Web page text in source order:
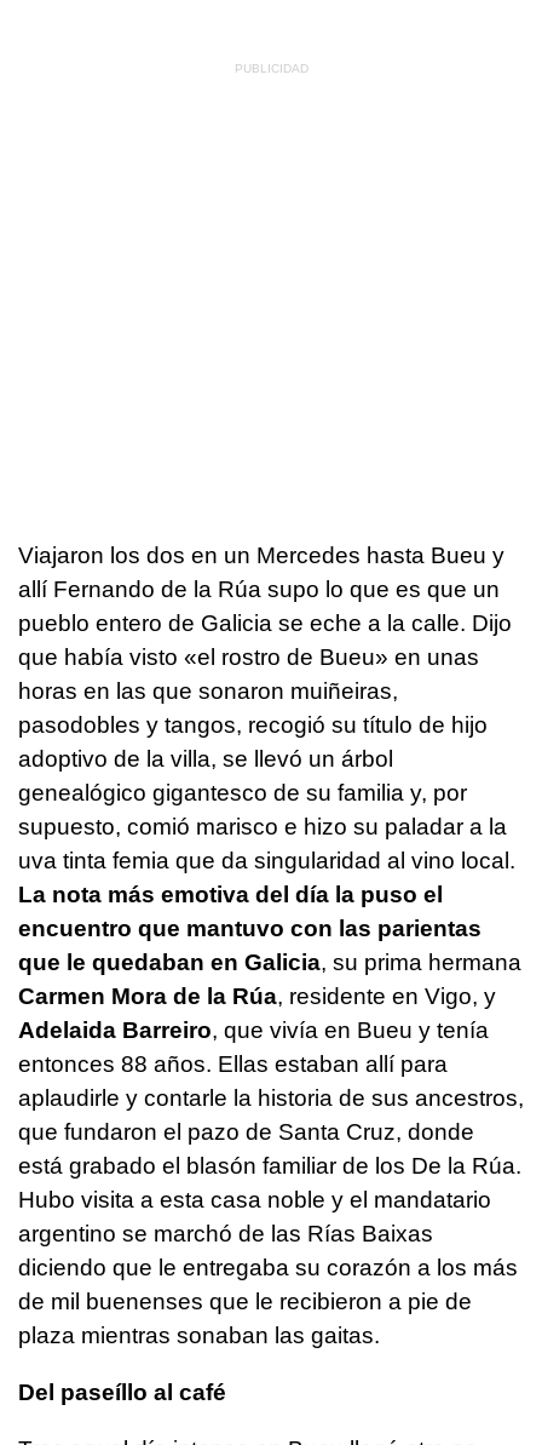
Viajaron los dos en un Mercedes hasta Bueu y
allí Fernando de la Rúa supo lo que es que un
pueblo entero de Galicia se eche a la calle. Dijo
que había visto «el rostro de Bueu» en unas
horas en las que sonaron muiñeiras,
pasodobles y tangos, recogió su título de hijo
adoptivo de la villa, se llevó un árbol
genealógico gigantesco de su familia y, por
supuesto, comió marisco e hizo su paladar a la
uva tinta femia que da singularidad al vino local.
La nota más emotiva del día la puso el
encuentro que mantuvo con las parientas
que le quedaban en Galicia, su prima hermana
Carmen Mora de la Rúa, residente en Vigo, y
Adelaida Barreiro, que vivía en Bueu y tenía
entonces 88 años. Ellas estaban allí para
aplaudirle y contarle la historia de sus ancestros,
que fundaron el pazo de Santa Cruz, donde
está grabado el blasón familiar de los De la Rúa.
Hubo visita a esta casa noble y el mandatario
argentino se marchó de las Rías Baixas
diciendo que le entregaba su corazón a los más
de mil buenenses que le recibieron a pie de
plaza mientras sonaban las gaitas.
Del paseíllo al café